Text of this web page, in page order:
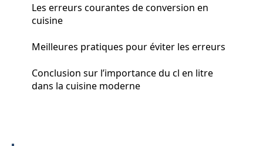
Les erreurs courantes de conversion en
cuisine
Meilleures pratiques pour éviter les erreurs
Conclusion sur l’importance du cl en litre
dans la cuisine moderne